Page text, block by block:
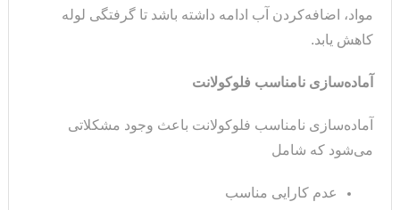
مواد، اضافه‌کردن آب ادامه داشته باشد تا گرفتگی لوله
کاهش یابد.
آماده‌سازی نامناسب فلوکولانت
آماده‌سازی نامناسب فلوکولانت باعث وجود مشکلاتی
می‌شود که شامل
عدم کارایی مناسب